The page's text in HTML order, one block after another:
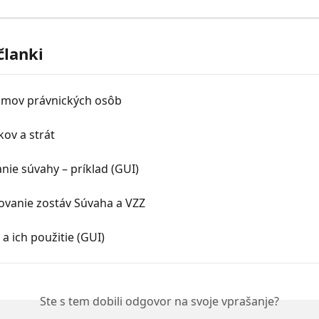
právnických osôb
a strát
súvahy – príklad (GUI)
zostáv Súvaha a VZZ
ich použitie (GUI)
Ste s tem dobili odgovor na svoje vprašanje?